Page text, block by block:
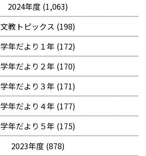
2024年度 (1,063)
文教トピックス (198)
学年だより１年 (172)
学年だより２年 (170)
学年だより３年 (171)
学年だより４年 (177)
学年だより５年 (175)
2023年度 (878)